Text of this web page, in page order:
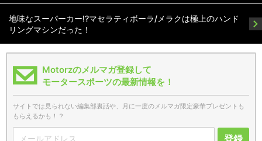
地味なスーパーカー!?マセラティボーラ/メラクは極上のハンド
リングマシンだった！
Motorzのメルマガ登録して
モータースポーツの最新情報を！
サイトでは見られない編集部裏話や、月に一度のメルマガ限定豪華プレゼントも
もらえるかも！？
登録